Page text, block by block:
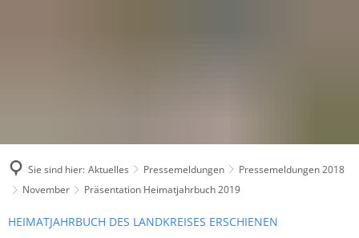
Sie sind hier: Aktuelles Pressemeldungen
Pressemeldungen 2018
November
Präsentation Heimatjahrbuch 2019
HEIMATJAHRBUCH DES LANDKREISES ERSCHIENEN